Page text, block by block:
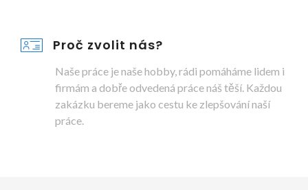
Proč zvolit nás?
Naše práce je naše hobby, rádi pomáháme lidem i
firmám a dobře odvedená práce náš těší. Každou
zakázku bereme jako cestu ke zlepšování naší
práce.